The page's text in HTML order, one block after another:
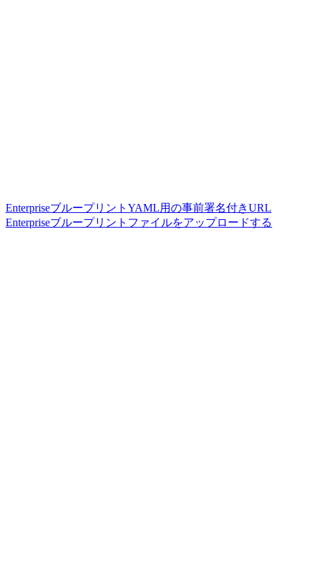
EnterpriseブループリントYAML用の事前署名付きURL
Enterpriseブループリントファイルをアップロードする